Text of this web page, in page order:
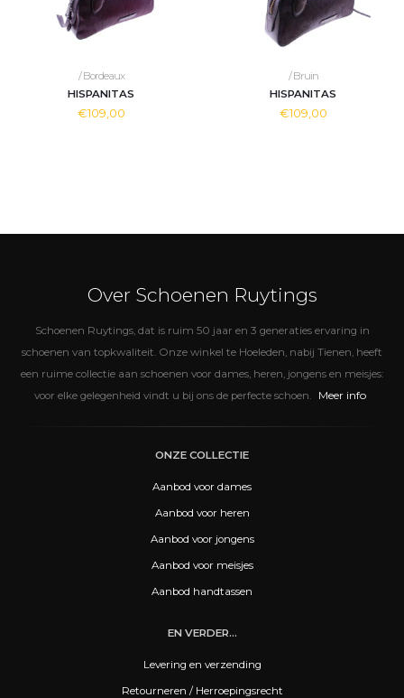
/ Bordeaux
HISPANITAS
€109,00
/ Bruin
HISPANITAS
€109,00
Over Schoenen Ruytings
Schoenen Ruytings, dat is ruim 50 jaar en 3 generaties ervaring in
schoenen van topkwaliteit. Onze winkel te Hoeleden, nabij Tienen, heeft
een ruime collectie aan schoenen voor dames, heren, jongens en meisjes:
voor elke gelegenheid vindt u bij ons de perfecte schoen.
Meer info
ONZE COLLECTIE
Aanbod voor dames
Aanbod voor heren
Aanbod voor jongens
Aanbod voor meisjes
Aanbod handtassen
EN VERDER...
Levering en verzending
Retourneren / Herroepingsrecht